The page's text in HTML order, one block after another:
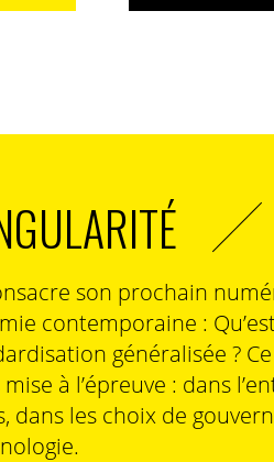
son prochain
contemporaine :
généralisée ?
à l’épreuve : dans
dans les choix de